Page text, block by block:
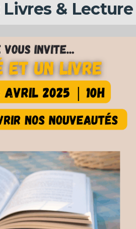
Livres & Lecture